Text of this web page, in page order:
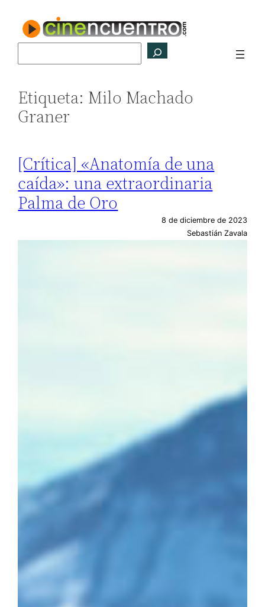
contenido
Etiqueta: Milo Machado
Graner
[Crítica] «Anatomía de una
caída»: una extraordinaria
Palma de Oro
8 de diciembre de 2023
Sebastián Zavala